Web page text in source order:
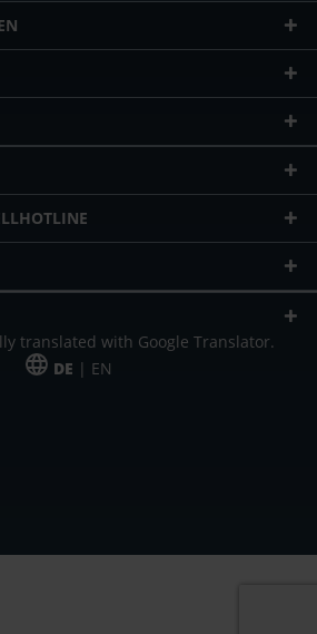
translated with Google Translator.
DE | EN